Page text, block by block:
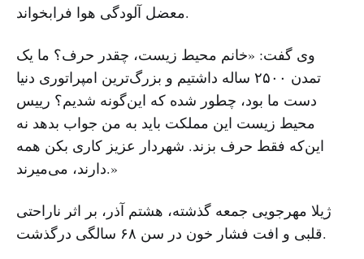
معضل آلودگی هوا فرابخواند.
وی گفت: «خانم محیط زیست، چقدر حرف؟ ما یک
تمدن ۲۵۰۰ ساله داشتیم و بزرگ‌ترین امپراتوری دنیا
دست ما بود، چطور شده که این‌گونه شدیم؟ رییس
محیط زیست این مملکت باید به من جواب بدهد نه
این‌که فقط حرف بزند. شهردار عزیز کاری بکن همه
دارند، می‌میرند.»
ژیلا مهرجویی جمعه گذشته، هشتم آذر، بر اثر ناراحتی
قلبی و افت فشار خون در سن ۶۸ سالگی درگذشت.